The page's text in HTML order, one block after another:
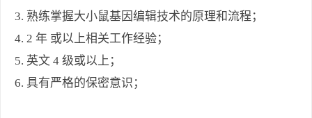
3. 熟练掌握大小鼠基因编辑技术的原理和流程；
4. 2 年 或以上相关工作经验；
5. 英文 4 级或以上；
6. 具有严格的保密意识；